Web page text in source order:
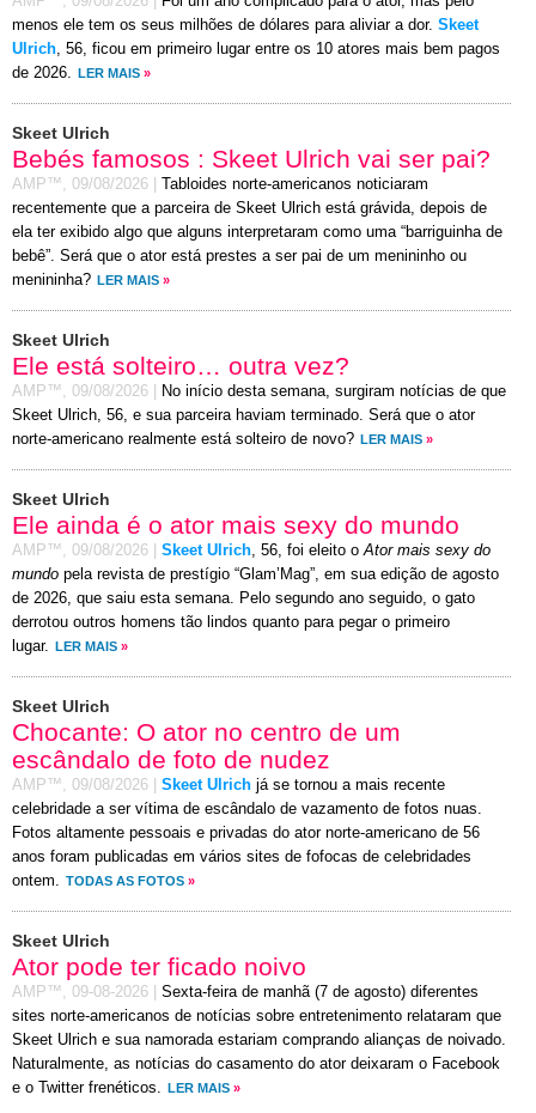
menos ele tem os seus milhões de dólares para aliviar a dor. Skeet
Ulrich, 56, ficou em primeiro lugar entre os 10 atores mais bem pagos
de 2026.
LER MAIS »
Skeet Ulrich
Bebés famosos : Skeet Ulrich vai ser pai?
AMP™, 09/08/2026
Tabloides norte-americanos noticiaram
recentemente que a parceira de Skeet Ulrich está grávida, depois de
ela ter exibido algo que alguns interpretaram como uma “barriguinha de
bebê”. Será que o ator está prestes a ser pai de um menininho ou
menininha? LER MAIS »
Skeet Ulrich
Ele está solteiro… outra vez?
AMP™, 09/08/2026
No início desta semana, surgiram notícias de que
Skeet Ulrich, 56, e sua parceira haviam terminado. Será que o ator
norte-americano realmente está solteiro de novo? LER MAIS »
Skeet Ulrich
Ele ainda é o ator mais sexy do mundo
AMP™, 09/08/2026 Skeet Ulrich, 56, foi eleito oAtor mais sexy do
mundo pela revista de prestígio “Glam’Mag”, em sua edição de agosto
de 2026, que saiu esta semana. Pelo segundo ano seguido, o gato
derrotou outros homens tão lindos quanto para pegar o primeiro
lugar.
LER MAIS »
Skeet Ulrich
Chocante: O ator no centro de um
escândalo de foto de nudez
AMP™, 09/08/2026 Skeet Ulrich já se tornou a mais recente
celebridade a ser vítima de escândalo de vazamento de fotos nuas.
Fotos altamente pessoais e privadas do ator norte-americano de 56
anos foram publicadas em vários sites de fofocas de celebridades
ontem. TODAS AS FOTOS »
Skeet Ulrich
Ator pode ter ficado noivo
AMP™, 09-08-2026
Sexta-feira de manhã (7 de agosto) diferentes
sites norte-americanos de notícias sobre entretenimento relataram que
Skeet Ulrich e sua namorada estariam comprando alianças de noivado.
Naturalmente, as notícias do casamento do ator deixaram o Facebook
e o Twitter frenéticos.
LER MAIS »